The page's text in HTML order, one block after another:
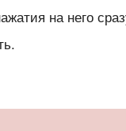
на него